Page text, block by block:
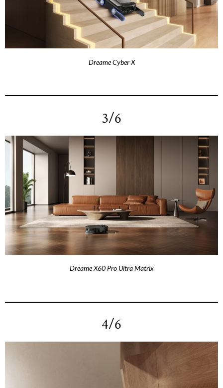
Dreame Cyber X
3/6
Dreame X60 Pro Ultra Matrix
4/6